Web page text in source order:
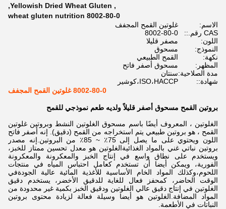
,
Yellowish Dried Wheat Gluten
,
8002-80-0 wheat gluten nutrition
الاسم:
غلوتين القمح المجفف
CAS رقم.::
8002-80-0
اللون:
مصفر قليلا
النموذج:
مسحوق
نكهة:
القمح الطبيعي
المظهر:
مسحوق أصفر فاتح
مدة الصلاحية:سنتان
شهادة::
ISO،HACCP،كوشير
8002-80-0 غلوتين القمح المجفف
بروتين القمح مسحوق أصفر قليلاً ولديه طعم نموذجي للقمح
الغلوتين ، المعروف أيضًا باسم مسحوق الغلوتين النشط وبروتين غلوتين
القمح ، هو بروتين طبيعي يتم استخراجه من القمح (دقيق). إنه أصفر فاتح
اللون ويحتوي على ما يصل إلى 75٪ ~ 85٪ من البروتين.إنه مصدر
بروتين نباتي غني بالمواد الغذائيةالغلوتين هو معدل تحسين ممتاز للخبز،
ويستخدم على نطاق واسع في إنتاج الخبز والمعكرونة والمعكرونة
الفورية، ويمكن أيضا أن تستخدم كعامل احتباس المياه في منتجات
اللحوم،وكذلك المواد الخام الأساسية للأغذية المائية عالية الجودةفي
الوقت الحاضر، كمحفز فعال للغاية للدقيق الأخضر، يستخدم دقيق
الغلوتين في إنتاج دقيق عالي الغلوتين ودقيق الخبز بكمية غير محدودة من
المواد المضافة.الغلوتين هو أيضا وسيلة فعالة لزيادة محتوى بروتين
النباتات في الأطعمة.